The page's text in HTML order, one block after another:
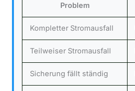
Problem
Kompletter Stromausfall
Teilweiser Stromausfall
Sicherung fällt ständig